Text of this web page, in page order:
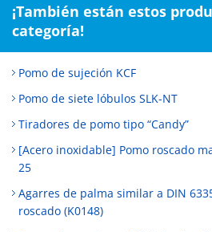
¡También están estos
categoría!
Pomo de sujeción KCF
Pomo de siete lóbulos SLK-NT
Tiradores de pomo tipo “Candy”
[Acero inoxidable] Pomo roscado
25
Agarres de palma similar a DIN
roscado (K0148)